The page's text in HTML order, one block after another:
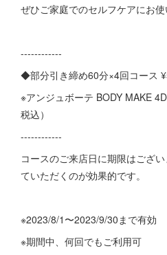
ぜひご家庭でのセルフケアにお使
------------
◆部分引き締め60分×4回コース
※アンジュボーテ BODY MAKE
税込）
------------
コースのご来店日に期限はござ
ていただくのが効果的です。
※2023/8/1〜2023/9/30まで有効
※期間中、何回でもご利用可